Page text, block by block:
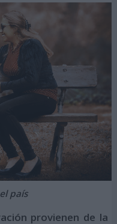
país
provienen de la